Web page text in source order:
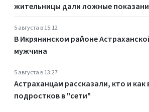
жительницы дали ложные
5 августа в 15:12
В Икрянинском районе
мужчина
5 августа в 13:27
Астраханцам рассказали, кто и как
подростков в "сети"